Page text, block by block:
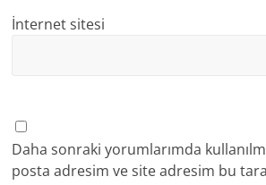
İnternet sitesi
Daha sonraki yorumlarımda
posta adresim ve site adresim bu